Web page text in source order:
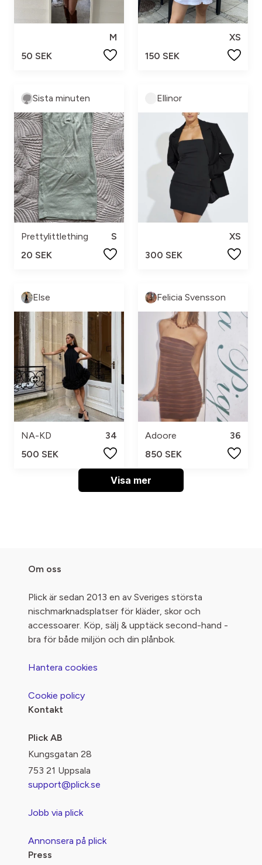
M
50 SEK
XS
150 SEK
Sista minuten
Prettylittlething
S
20 SEK
Ellinor
XS
300 SEK
Else
NA-KD
34
500 SEK
Felicia Svensson
Adoore
36
850 SEK
Visa mer
Om oss
Plick är sedan 2013 en av Sveriges största
nischmarknadsplatser för kläder, skor och
accessoarer. Köp, sälj & upptäck second-hand -
bra för både miljön och din plånbok.
Hantera cookies
Cookie policy
Kontakt
Plick AB
Kungsgatan 28
753 21 Uppsala
support@plick.se
Jobb via plick
Annonsera på plick
Press